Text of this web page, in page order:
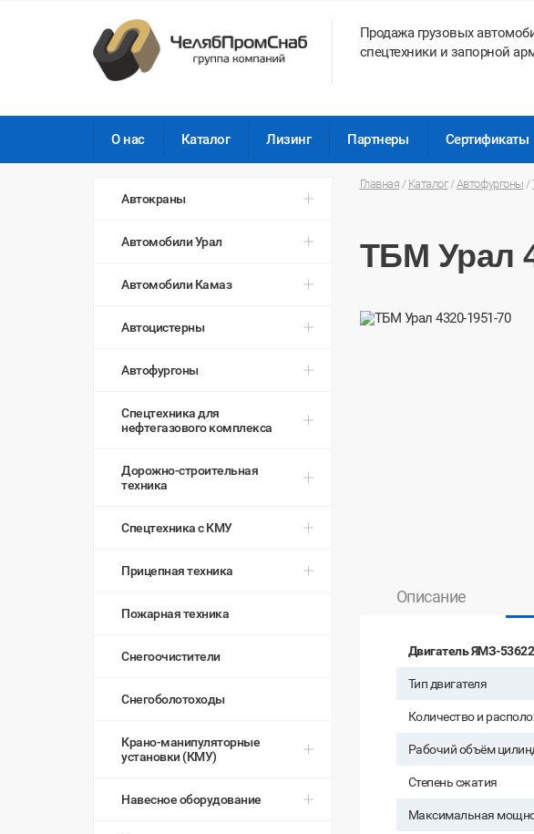
Продажа грузовых
спецтехники и запорной
О нас Каталог Лизинг Партнеры Сертификаты
Автокраны
Автомобили Урал
Автомобили Камаз
Автоцистерны
Автофургоны
Спецтехника для
нефтегазового комплекса
Дорожно-строительная
техника
Спецтехника с КМУ
Прицепная техника
Пожарная техника
Снегоочистители
Снегоболотоходы
Крано-манипуляторные
установки (КМУ)
Навесное оборудование
Главная / Каталог/Автофургоны /
ТБМ Урал
Описание
Двигатель ЯМЗ-
Тип двигателя
Количество и
Рабочий объём
Степень сжатия
Максимальная